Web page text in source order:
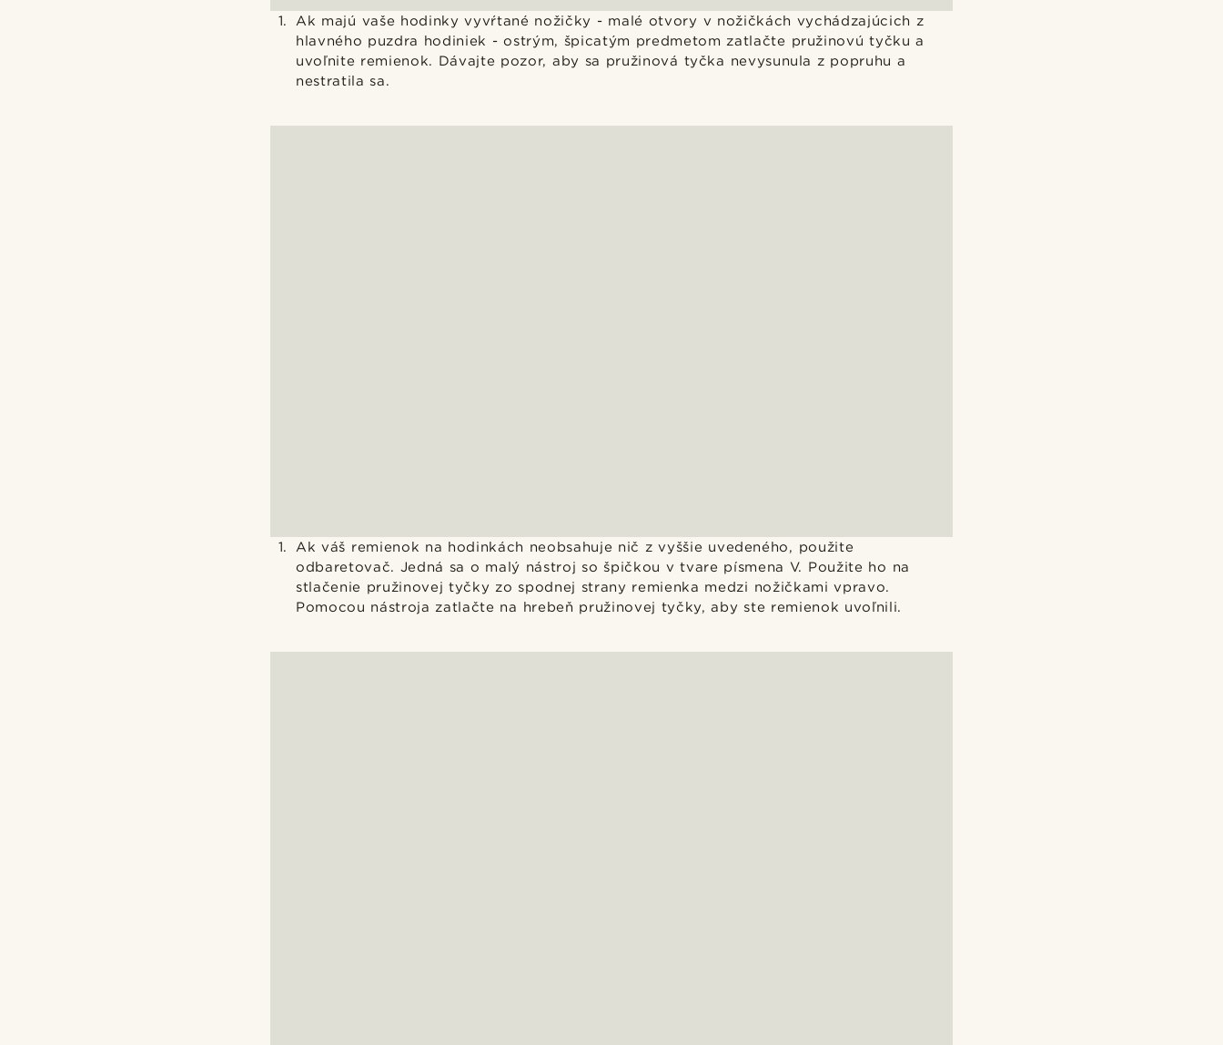
Ak majú vaše hodinky vyvŕtané nožičky - malé otvory v nožičkách vychádzajúcich z
hlavného puzdra hodiniek - ostrým, špicatým predmetom zatlačte pružinovú tyčku a
uvoľnite remienok. Dávajte pozor, aby sa pružinová tyčka nevysunula z popruhu a
nestratila sa.
Ak váš remienok na hodinkách neobsahuje nič z vyššie uvedeného, použite
odbaretovač. Jedná sa o malý nástroj so špičkou v tvare písmena V. Použite ho na
stlačenie pružinovej tyčky zo spodnej strany remienka medzi nožičkami vpravo.
Pomocou nástroja zatlačte na hrebeň pružinovej tyčky, aby ste remienok uvoľnili.